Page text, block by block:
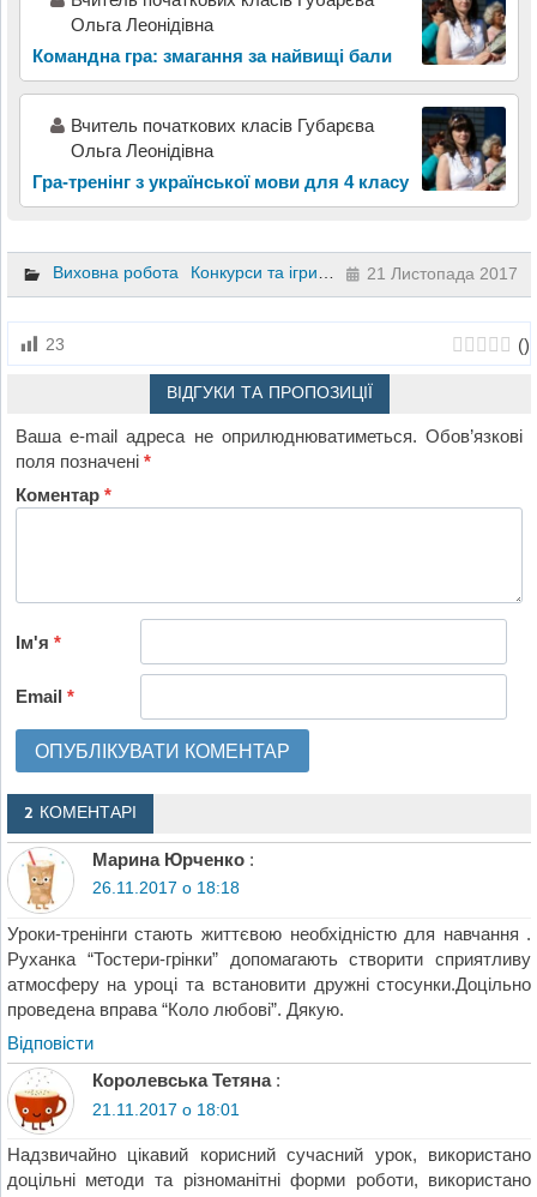
Ольга Леонідівна
Командна гра: змагання за найвищі бали
Вчитель початкових класів Губарєва
Ольга Леонідівна
Гра-тренінг з української мови для 4 класу
Виховна робота Конкурси та ігри Матеріали до уроків
21 Листопада 2017
23 ()
ВІДГУКИ ТА ПРОПОЗИЦІЇ
Ваша e-mail адреса не оприлюднюватиметься. Обов’язкові
поля позначені*
Коментар*
Ім'я*
Email*
2 КОМЕНТАРІ
Марина Юрченко :
26.11.2017 о 18:18
Уроки-тренінги стають життєвою необхідністю для навчання .
Руханка “Тостери-грінки” допомагають створити сприятливу
атмосферу на уроці та встановити дружні стосунки.Доцільно
проведена вправа “Коло любові”. Дякую.
Відповіcти
Королевська Тетяна :
21.11.2017 о 18:01
Надзвичайно цікавий корисний сучасний урок, використано
доцільні методи та різноманітні форми роботи, використано